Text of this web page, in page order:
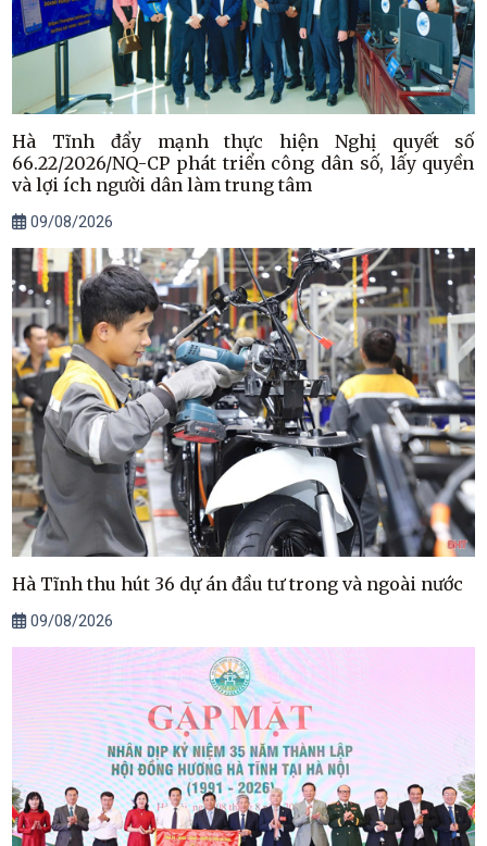
Hà Tĩnh đẩy mạnh thực hiện Nghị quyết số
66.22/2026/NQ-CP phát triển công dân số, lấy quyền
và lợi ích người dân làm trung tâm
09/08/2026
Hà Tĩnh thu hút 36 dự án đầu tư trong và ngoài nước
09/08/2026